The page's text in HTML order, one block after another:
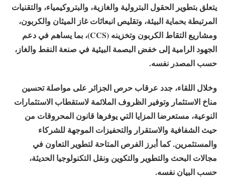
يتعلق بتطوير الحقول البترولية والغازية، والبتروكيمياء، والتقنيات
المرتبطة بحماية البيئة، وتقليص انبعاثات غاز الميثان والكربون،
ومشاريع التقاط الكربون وتخزينه (CCS)، بما يساهم في دعم
الجهود الرامية إلى خفض البصمة البيئية في صنعة النفط والغاز،
حسب المصدر نفسه.
وخلال اللقاء، جدد عرقاب حرص الجزائر على مواصلة تحسين
مناخ الاستثمار وتوفير الظروف الملائمة لاستقطاب الاستثمارات
النوعية، مستعرضا المزايا التي يوفرها قانون المحروقات من
حيث الشفافية والاستقرار والتحفيزات الموجهة للشركاء
والمستثمرين. كما أبرز الفرص المتاحة لتطوير التعاون في
مجالات البحث والتطوير والتكوين ونقل التكنولوجيا الحديثة،
حسب البيان نفسه.